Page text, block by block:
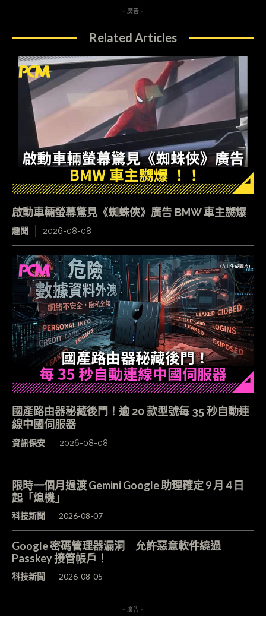
- 廣告 -
Related Articles
啟動車輛螢幕驚見《蜘蛛俠》廣告 BMW 車主嬲爆
趣聞 2026-08-08
國產路由器秘藏後門！逾 20 款型號每 35 秒自動連
線中國伺服器
資訊保安 2026-08-08
限時一個月過渡 Gemini Google 助理確定 9 月 4 日
起「熄機」
科技新聞 2026-08-07
Google 密碼管理器漏洞 允許惡意軟件繞過
Passkey 接管帳戶！
科技新聞 2026-08-05
- 廣告 -